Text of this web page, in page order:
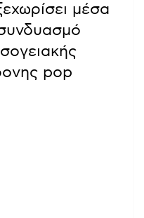
μέσα
pop